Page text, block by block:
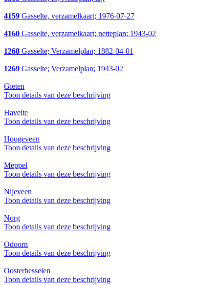
4159 Gasselte, verzamelkaart; 1976-07-27
4160 Gasselte, verzamelkaart; netteplan; 1943-02
1268 Gasselte; Verzamelplan; 1882-04-01
1269 Gasselte; Verzamelplan; 1943-02
Gieten
Toon details van deze beschrijving
Havelte
Toon details van deze beschrijving
Hoogeveen
Toon details van deze beschrijving
Meppel
Toon details van deze beschrijving
Nijeveen
Toon details van deze beschrijving
Norg
Toon details van deze beschrijving
Odoorn
Toon details van deze beschrijving
Oosterhesselen
Toon details van deze beschrijving